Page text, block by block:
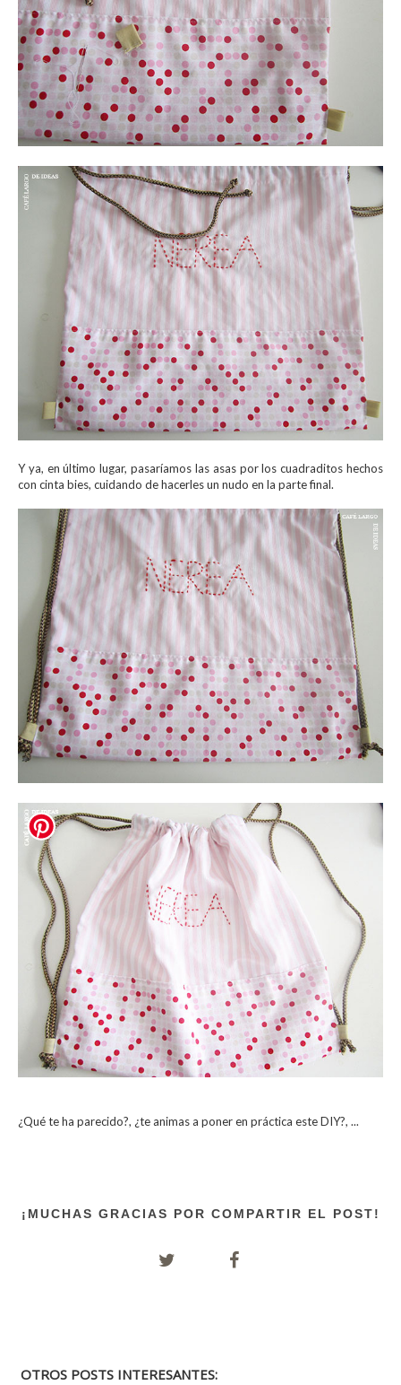
Y ya, en último lugar, pasaríamos las asas por los cuadraditos hechos
con cinta bies, cuidando de hacerles un nudo en la parte final.
¿Qué te ha parecido?, ¿te animas a poner en práctica este DIY?, ...
¡MUCHAS GRACIAS POR COMPARTIR EL POST!
OTROS POSTS INTERESANTES: